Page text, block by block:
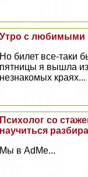
Утро с
Но билет все-таки
пятницы я вышла
незнакомых краях...
Психолог со
научиться
Мы в AdMe...